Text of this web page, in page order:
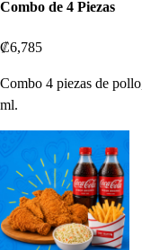
Combo de 4 Piezas
₡6,785
Combo 4 piezas de
ml.